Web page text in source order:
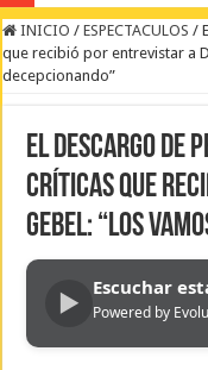
INICIO / ESPECTACULOS /
que recibió por entrevistar a
decepcionando”
El descargo de
críticas que
Gebel: “Los
▶ Escuchar
Powered by